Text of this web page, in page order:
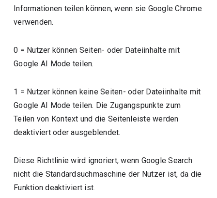
Informationen teilen können, wenn sie Google Chrome
verwenden.
0 = Nutzer können Seiten- oder Dateiinhalte mit
Google AI Mode teilen.
1 = Nutzer können keine Seiten- oder Dateiinhalte mit
Google AI Mode teilen. Die Zugangspunkte zum
Teilen von Kontext und die Seitenleiste werden
deaktiviert oder ausgeblendet.
Diese Richtlinie wird ignoriert, wenn Google Search
nicht die Standardsuchmaschine der Nutzer ist, da die
Funktion deaktiviert ist.